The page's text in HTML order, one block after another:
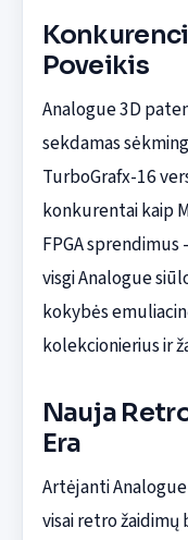
Poveikis
Analogue 3D
sekdamas
TurboGrafx-16
konkurentai kaip
FPGA
visgi Analogue
kokybės
kolekcionierius ir
Nauja
Era
Artėjanti
visai retro